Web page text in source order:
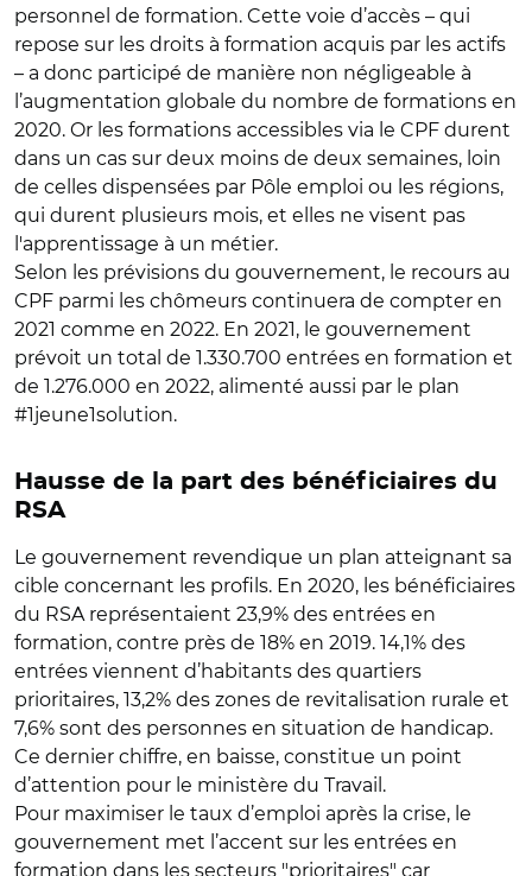
personnel de formation. Cette voie d’accès – qui
repose sur les droits à formation acquis par les actifs
– a donc participé de manière non négligeable à
l’augmentation globale du nombre de formations en
2020. Or les formations accessibles via le CPF durent
dans un cas sur deux moins de deux semaines, loin
de celles dispensées par Pôle emploi ou les régions,
qui durent plusieurs mois, et elles ne visent pas
l'apprentissage à un métier.
Selon les prévisions du gouvernement, le recours au
CPF parmi les chômeurs continuera de compter en
2021 comme en 2022. En 2021, le gouvernement
prévoit un total de 1.330.700 entrées en formation et
de 1.276.000 en 2022, alimenté aussi par le plan
#1jeune1solution.
Hausse de la part des bénéficiaires du
RSA
Le gouvernement revendique un plan atteignant sa
cible concernant les profils. En 2020, les bénéficiaires
du RSA représentaient 23,9% des entrées en
formation, contre près de 18% en 2019. 14,1% des
entrées viennent d’habitants des quartiers
prioritaires, 13,2% des zones de revitalisation rurale et
7,6% sont des personnes en situation de handicap.
Ce dernier chiffre, en baisse, constitue un point
d’attention pour le ministère du Travail.
Pour maximiser le taux d’emploi après la crise, le
gouvernement met l’accent sur les entrées en
formation dans les secteurs "prioritaires" car